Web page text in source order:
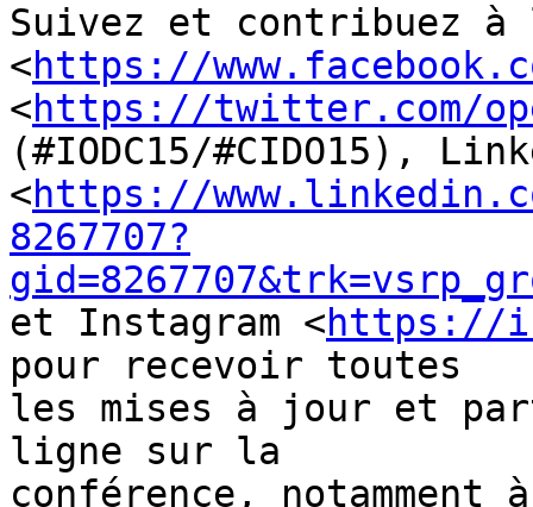
Suivez et contribuez à
<https://
<https://twitter.com/
(#IODC15/#CIDO15),
<https://
8267707?
et Instagram <https://
pour recevoir toutes
les mises à jour et
ligne sur la
conférence, notamment